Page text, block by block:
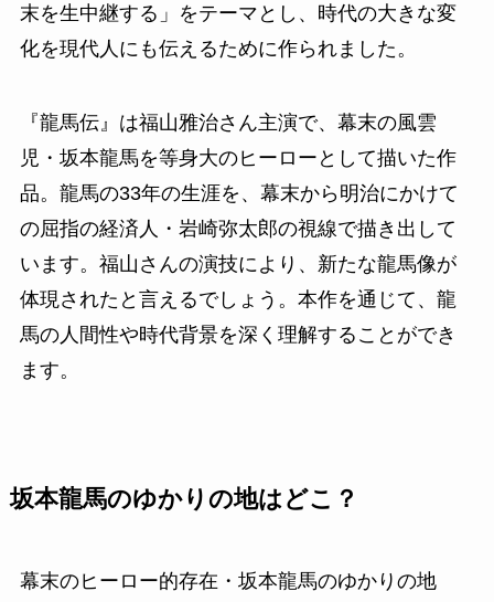
末を生中継する」をテーマとし、時代の大きな変
化を現代人にも伝えるために作られました。
『龍馬伝』は福山雅治さん主演で、幕末の風雲
児・坂本龍馬を等身大のヒーローとして描いた作
品。龍馬の33年の生涯を、幕末から明治にかけて
の屈指の経済人・岩崎弥太郎の視線で描き出して
います。福山さんの演技により、新たな龍馬像が
体現されたと言えるでしょう。本作を通じて、龍
馬の人間性や時代背景を深く理解することができ
ます。
坂本龍馬のゆかりの地はどこ？
幕末のヒーロー的存在・坂本龍馬のゆかりの地